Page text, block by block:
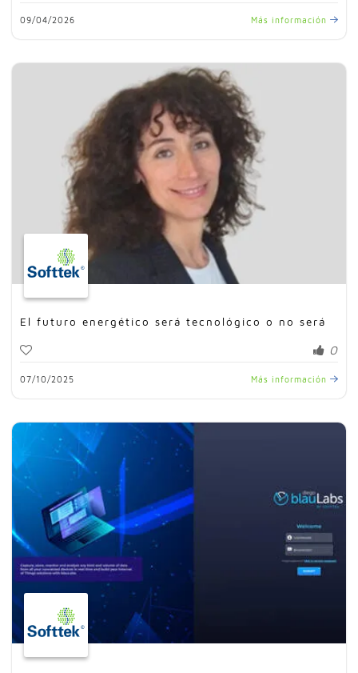
09/04/2026 Más información
El futuro energético será tecnológico o no será
0
07/10/2025 Más información